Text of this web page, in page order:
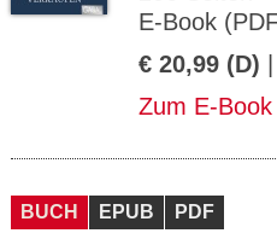
E-Book
€ 20,99 (D)
Zum E-
BUCH EPUB PDF